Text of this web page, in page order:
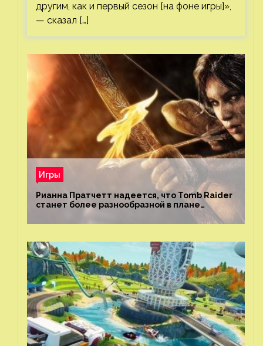
другим, как и первый сезон [на фоне игры]»,
— сказал […]
Игры
Рианна Пратчетт надеется, что Tomb Raider
станет более разнообразной в плане
репрезентации